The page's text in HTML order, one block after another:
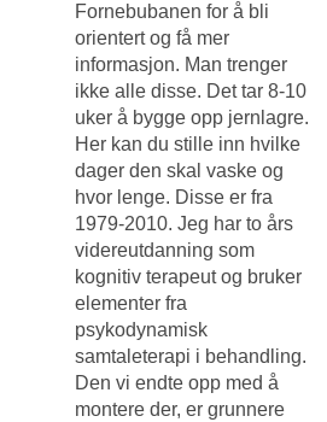
Fornebubanen for å bli
orientert og få mer
informasjon. Man trenger
ikke alle disse. Det tar 8-10
uker å bygge opp jernlagre.
Her kan du stille inn hvilke
dager den skal vaske og
hvor lenge. Disse er fra
1979-2010. Jeg har to års
videreutdanning som
kognitiv terapeut og bruker
elementer fra
psykodynamisk
samtaleterapi i behandling.
Den vi endte opp med å
montere der, er grunnere